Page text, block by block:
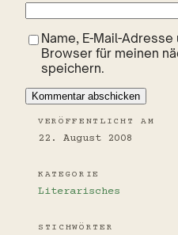
Name, E-Mail-
Browser für meinen
speichern.
VERÖFFENTLICHT AM
22. August 2008
KATEGORIE
Literarisches
STICHWÖRTER